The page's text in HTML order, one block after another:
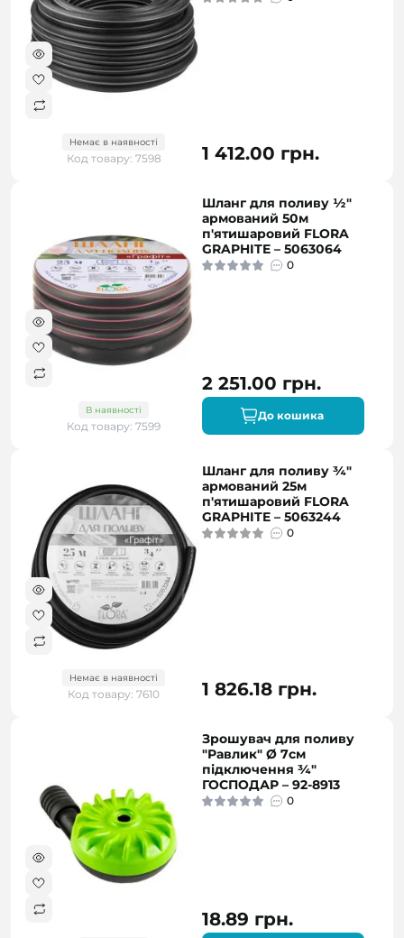
Немає в наявності
Код товару: 7598 1 412.00 грн.
В наявності
Код товару: 7599
Шланг для поливу ½"
армований 50м
п'ятишаровий FLORA
GRAPHITE – 5063064
0
2 251.00 грн.
До кошика
Немає в наявності
Код товару: 7610
Шланг для поливу ¾"
армований 25м
п'ятишаровий FLORA
GRAPHITE – 5063244
0
1 826.18 грн.
Зрошувач для поливу
"Равлик" Ø 7см
підключення ¾"
ГОСПОДАР – 92-8913
0
18.89 грн.